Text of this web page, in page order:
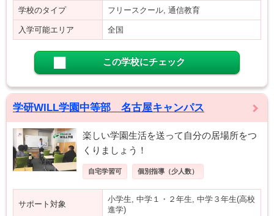
学校のタイプ フリースクール, 通信教育
入学可能エリア 全国
この学校にチェック
学研WILL学園中等部 名古屋キャンパス
楽しい学園生活を送って自分の居場所をつ
くりましょう！
自宅学習可 個別指導（少人数）
サポート対象
小学生, 中学１・２年生, 中学３年生(高校
進学)